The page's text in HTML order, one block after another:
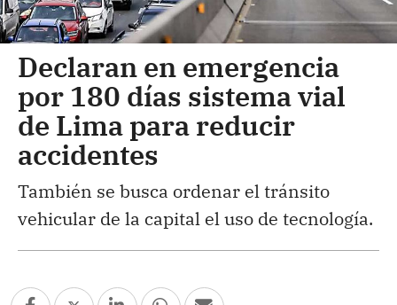
Declaran en emergencia
por 180 días sistema vial
de Lima para reducir
accidentes
También se busca ordenar el tránsito
vehicular de la capital el uso de tecnología.